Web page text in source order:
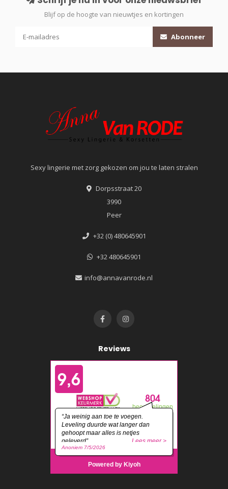
Blijf op de hoogte van nieuwtjes en kortingen
Abonneer
Sexy lingerie met zorg gekozen om jou te laten stralen
Dorpsstraat 20
3990
Peer
+32 (0) 480645901
+32 480645901
info@annavanrode.nl
Reviews